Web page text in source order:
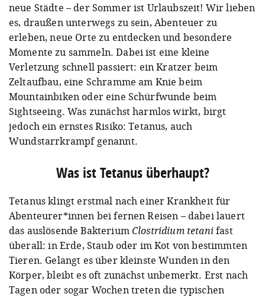
neue Städte – der Sommer ist Urlaubszeit! Wir lieben
es, draußen unterwegs zu sein, Abenteuer zu
erleben, neue Orte zu entdecken und besondere
Momente zu sammeln. Dabei ist eine kleine
Verletzung schnell passiert: ein Kratzer beim
Zeltaufbau, eine Schramme am Knie beim
Mountainbiken oder eine Schürfwunde beim
Sightseeing. Was zunächst harmlos wirkt, birgt
jedoch ein ernstes Risiko: Tetanus, auch
Wundstarrkrampf genannt.
Was ist Tetanus überhaupt?
Tetanus klingt erstmal nach einer Krankheit für
Abenteurer*innen bei fernen Reisen – dabei lauert
das auslösende BakteriumClostridium tetanifast
überall: in Erde, Staub oder im Kot von bestimmten
Tieren. Gelangt es über kleinste Wunden in den
Körper, bleibt es oft zunächst unbemerkt. Erst nach
Tagen oder sogar Wochen treten die typischen